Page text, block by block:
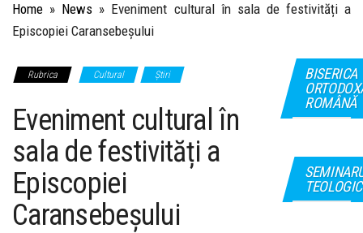
Home » News » Eveniment cultural în sala de festivități a
Episcopiei Caransebeșului
Rubrica Cultural Știri
Eveniment cultural în
sala de festivități a
Episcopiei
Caransebeșului
BISERICA
ROMÂNĂ
TEOLOGIC